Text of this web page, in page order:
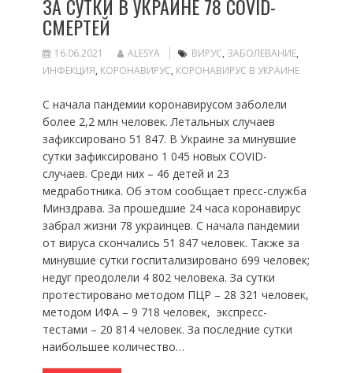
ЗА СУТКИ В УКРАИНЕ 78 COVID-
СМЕРТЕЙ
16.06.2021 ALESYA ВИРУС, ЗАБОЛЕВАНИЕ,
ИНФЕКЦИЯ, КОРОНАВИРУС, КОРОНАВИРУС В УКРАИНЕ
С начала пандемии коронавирусом заболели
более 2,2 млн человек. Летальных случаев
зафиксировано 51 847. В Украине за минувшие
сутки зафиксировано 1 045 новых COVID-
случаев. Среди них – 46 детей и 23
медработника. Об этом сообщает пресс-служба
Минздрава. За прошедшие 24 часа коронавирус
забрал жизни 78 украинцев. С начала пандемии
от вируса скончались 51 847 человек. Также за
минувшие сутки госпитализировано 699 человек;
недуг преодолели 4 802 человека. За сутки
протестировано методом ПЦР – 28 321 человек,
методом ИФА – 9 718 человек, экспресс-
тестами – 20 814 человек. За последние сутки
наибольшее количество…